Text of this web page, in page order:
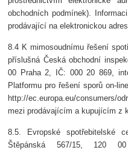
obchodních podmínek).
prodávající na elektronickou
8.4 K mimosoudnímu řešení
příslušná Česká obchodní
00 Praha 2, IČ: 000 20 869,
Platformu pro řešení sporů on-
http://ec.europa.eu/
mezi prodávajícím a kupujícím z
8.5. Evropské spotřebitelské
Štěpánská 567/15, 120